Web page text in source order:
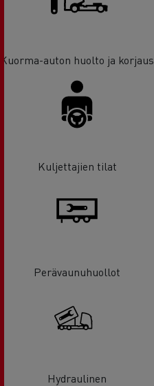
Kuorma-auton huolto ja korjaus
Kuljettajien tilat
Perävaunuhuollot
Hydraulinen